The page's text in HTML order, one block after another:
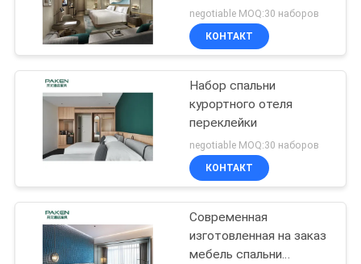
negotiable MOQ:30 наборов
КОНТАКТ
Набор спальни
курортного отеля
переклейки
negotiable MOQ:30 наборов
КОНТАКТ
Современная
изготовленная на заказ
мебель спальни